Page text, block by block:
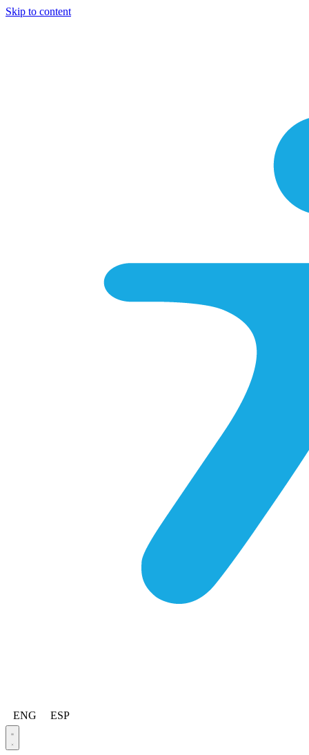
Skip to content
ENG ESP